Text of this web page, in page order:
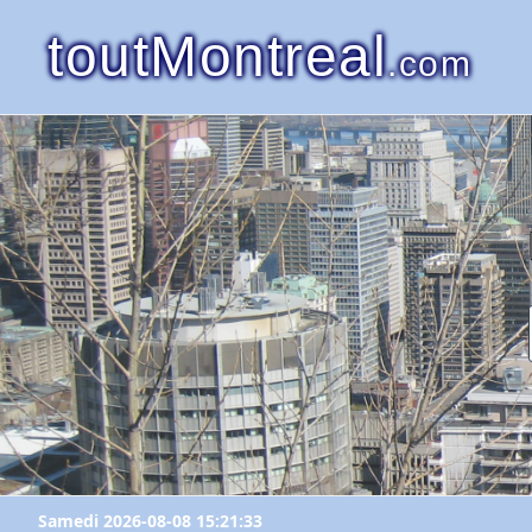
toutMontreal.com
Samedi 2026-08-08 15:21:33